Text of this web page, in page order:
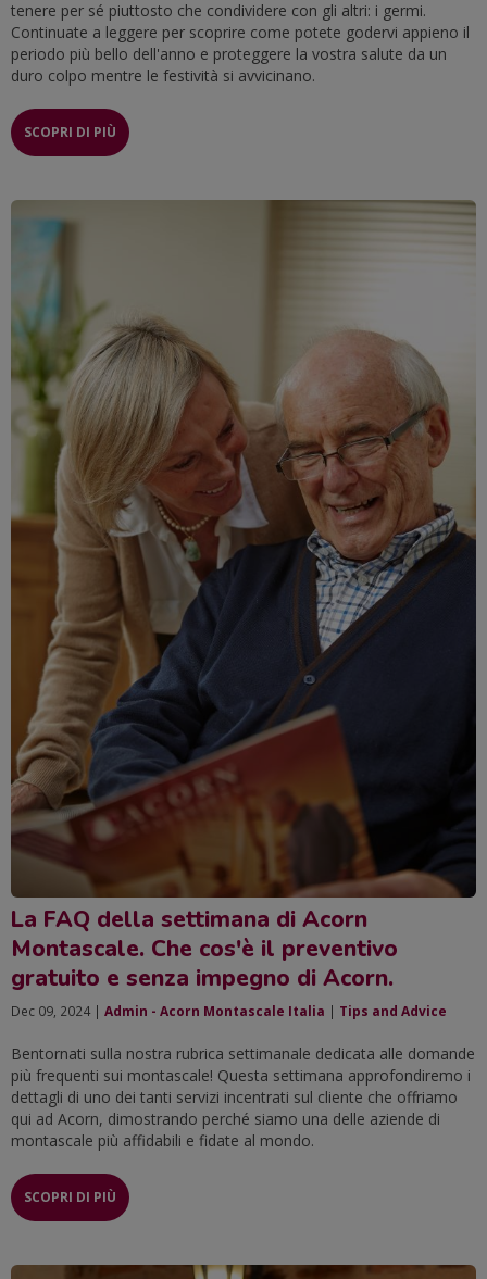
tenere per sé piuttosto che condividere con gli altri: i germi.
Continuate a leggere per scoprire come potete godervi appieno il
periodo più bello dell'anno e proteggere la vostra salute da un
duro colpo mentre le festività si avvicinano.
SCOPRI DI PIÙ
La FAQ della settimana di Acorn
Montascale. Che cos'è il preventivo
gratuito e senza impegno di Acorn.
Dec 09, 2024 | Admin - Acorn Montascale Italia | Tips and Advice
Bentornati sulla nostra rubrica settimanale dedicata alle domande
più frequenti sui montascale! Questa settimana approfondiremo i
dettagli di uno dei tanti servizi incentrati sul cliente che offriamo
qui ad Acorn, dimostrando perché siamo una delle aziende di
montascale più affidabili e fidate al mondo.
SCOPRI DI PIÙ